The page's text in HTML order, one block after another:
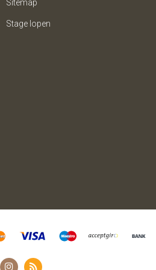
Sitemap
Stage lopen